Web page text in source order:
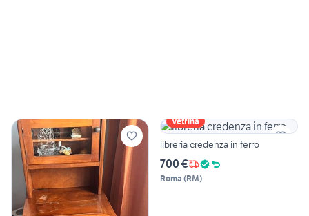
Vetrina
libreria credenza in ferro
700 €
Roma (RM)